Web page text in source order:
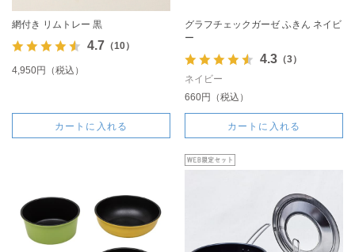
網付き リムトレー 黒
4.7 （10）
4,950円（税込）
カートに入れる
グラフチェックガーゼ ふきん ネイビ
ー
4.3（3）
ネイビー
660円（税込）
カートに入れる